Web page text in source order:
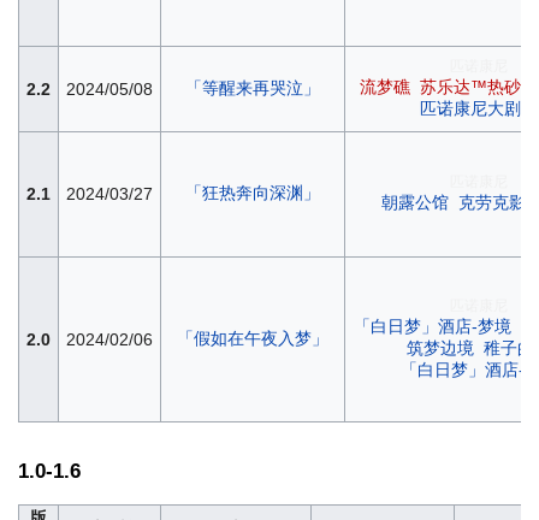
2.2 2024/05/08 「等醒来再哭泣」 流梦礁 苏乐达™热砂
匹诺康尼大剧院
2.1 2024/03/27 「狂热奔向深渊」 朝露公馆 克劳克影
2.0 2024/02/06 「假如在午夜入梦」
「白日梦」酒店-梦境
筑梦边境 稚子的
「白日梦」酒店-
1.0-1.6